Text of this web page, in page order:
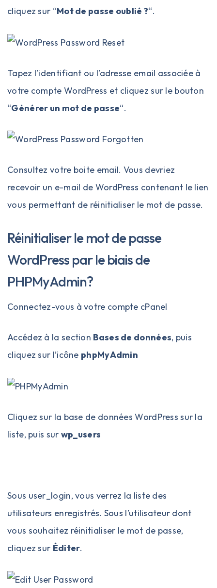
cliquez sur “Mot de passe oublié ?“.
Tapez l’identifiant ou l’adresse email associée à
votre compte WordPress et cliquez sur le bouton
“Générer un mot de passe“.
Consultez votre boite email. Vous devriez
recevoir un e-mail de WordPress contenant le lien
vous permettant de réinitialiser le mot de passe.
Réinitialiser le mot de passe
WordPress par le biais de
PHPMyAdmin?
Connectez-vous à votre compte cPanel
Accédez à la section Bases de données, puis
cliquez sur l’icône phpMyAdmin
Cliquez sur la base de données WordPress sur la
liste, puis sur wp_users
Sous user_login, vous verrez la liste des
utilisateurs enregistrés. Sous l’utilisateur dont
vous souhaitez réinitialiser le mot de passe,
cliquez sur Éditer.